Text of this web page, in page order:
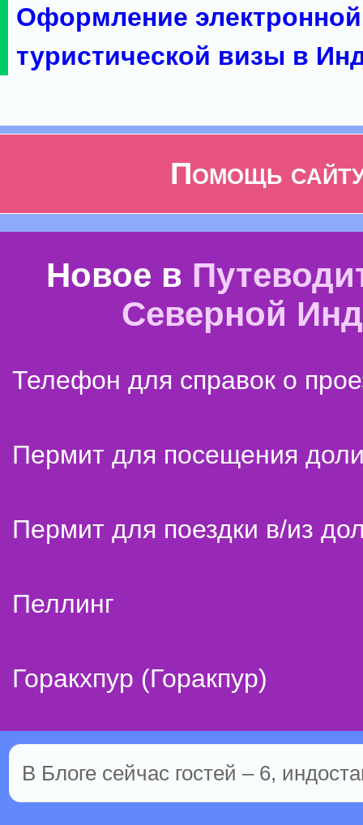
Оформление электронной
туристической визы в
Помощь
Новое в
Северной
Телефон для справок о
Пермит для посещения
Пермит для поездки в/из
Пеллинг
Горакхпур (Горакпур)
В Блоге сейчас гостей – 6,